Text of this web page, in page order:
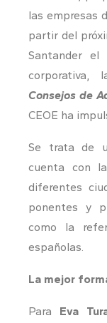
las empresas
partir del
Santander el
corporativa,
Consejos de
CEOE ha
Se trata de
cuenta con
diferentes
ponentes y
como la
españolas.
La mejor
Para Eva